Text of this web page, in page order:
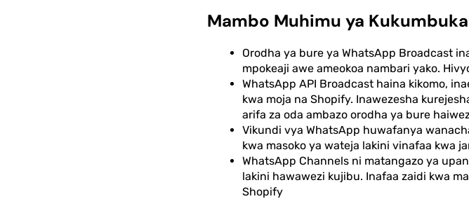
Mambo Muhimu ya Kukumbuka
Orodha ya bure ya WhatsApp Broadcast
mpokeaji awe ameokoa nambari yako.
WhatsApp API Broadcast haina kikomo,
kwa moja na Shopify. Inawezesha
arifa za oda ambazo orodha ya bure
Vikundi vya WhatsApp huwafanya
kwa masoko ya wateja lakini vinafaa kwa
WhatsApp Channels ni matangazo ya
lakini hawawezi kujibu. Inafaa zaidi kwa
Shopify